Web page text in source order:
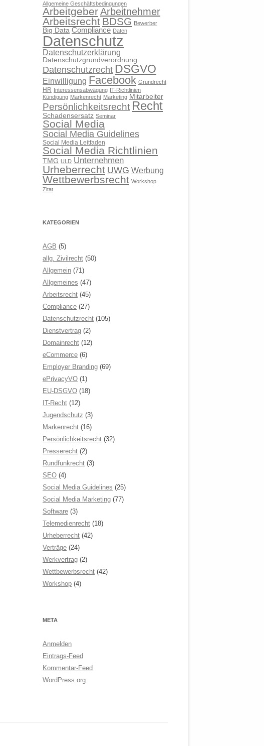
Allgemeine Geschäftsbedingungen
ArbeitgeberArbeitnehmer
Arbeitsrecht BDSG Bewerber
Big Data Compliance Daten
Datenschutz
Datenschutzerklärung
Datenschutzgrundverordnung
Datenschutzrecht DSGVO
Einwilligung Facebook Grundrecht
HR Interessensabwägung IT-Richtlinien
Kündigung Markenrecht Marketing Mitarbeiter
Persönlichkeitsrecht Recht
Schadensersatz Seminar
Social Media
Social Media Guidelines
Social Media Leitfaden
Social Media Richtlinien
TMG ULD Unternehmen
Urheberrecht UWG Werbung
Wettbewerbsrecht Workshop
Zitat
KATEGORIEN
AGB (5)
allg. Zivilrecht (50)
Allgemein (71)
Allgemeines (47)
Arbeitsrecht (45)
Compliance (27)
Datenschutzrecht (105)
Dienstvertrag (2)
Domainrecht (12)
eCommerce (6)
Employer Branding (69)
ePrivacyVO (1)
EU-DSGVO (18)
IT-Recht (12)
Jugendschutz (3)
Markenrecht (16)
Persönlichkeitsrecht (32)
Presserecht (2)
Rundfunkrecht (3)
SEO (4)
Social Media Guidelines (25)
Social Media Marketing (77)
Software (3)
Telemedienrecht (18)
Urheberrecht (42)
Verträge (24)
Werkvertrag (2)
Wettbewerbsrecht (42)
Workshop (4)
META
Anmelden
Eintrags-Feed
Kommentar-Feed
WordPress.org